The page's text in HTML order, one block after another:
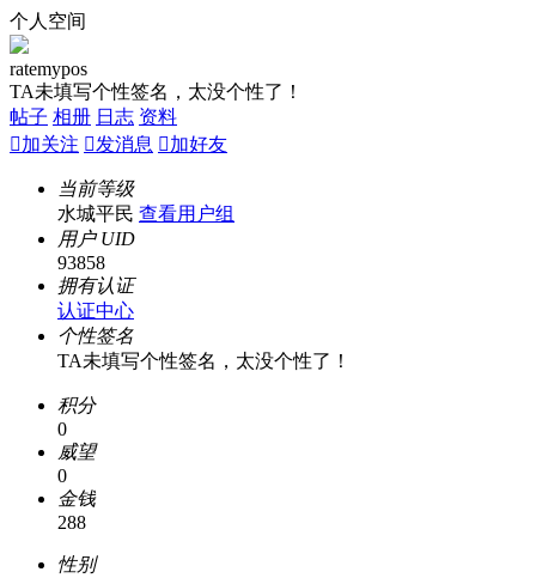
个人空间
ratemypos
TA未填写个性签名，太没个性了！
帖子 相册 日志 资料
加关注 发消息 加好友
当前等级
水城平民 查看用户组
用户 UID
93858
拥有认证
认证中心
个性签名
TA未填写个性签名，太没个性了！
积分
0
威望
0
金钱
288
性别